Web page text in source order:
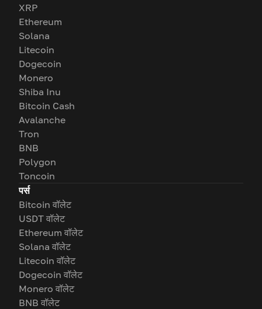
XRP
Ethereum
Solana
Litecoin
Dogecoin
Monero
Shiba Inu
Bitcoin Cash
Avalanche
Tron
BNB
Polygon
Toncoin
पर्स
Bitcoin वॉलेट
USDT वॉलेट
Ethereum वॉलेट
Solana वॉलेट
Litecoin वॉलेट
Dogecoin वॉलेट
Monero वॉलेट
BNB वॉलेट